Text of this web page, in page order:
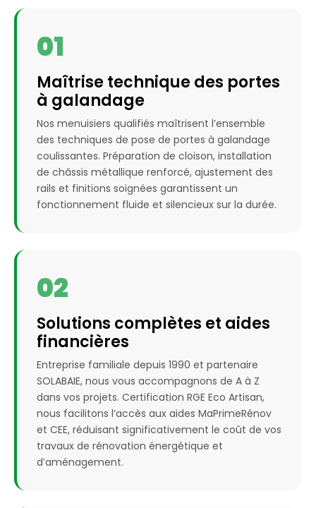
01
Maîtrise technique des portes
à galandage
Nos menuisiers qualifiés maîtrisent l’ensemble
des techniques de pose de portes à galandage
coulissantes. Préparation de cloison, installation
de châssis métallique renforcé, ajustement des
rails et finitions soignées garantissent un
fonctionnement fluide et silencieux sur la durée.
02
Solutions complètes et aides
financières
Entreprise familiale depuis 1990 et partenaire
SOLABAIE, nous vous accompagnons de A à Z
dans vos projets. Certification RGE Eco Artisan,
nous facilitons l’accès aux aides MaPrimeRénov
et CEE, réduisant significativement le coût de vos
travaux de rénovation énergétique et
d’aménagement.